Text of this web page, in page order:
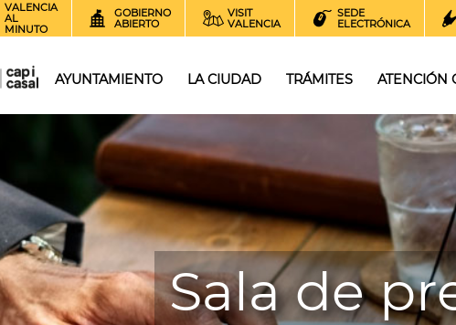
VALENCIA
AL
MINUTO
GOBIERNO
ABIERTO
VISIT
VALENCIA
SEDE
ELECTRÓNICA
AYUNTAMIENTO LA CIUDAD TRÁMITES ATENCIÓN
Sala de